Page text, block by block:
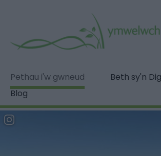
Pethau i'w gwneud Beth sy'n
Blog